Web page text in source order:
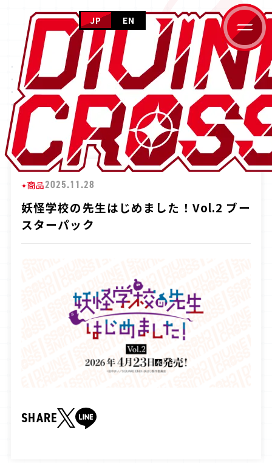
JP EN
HOME
ホーム
NEWS
ニュース
PRODUCTS
商品情報
CARD GALLERY
カードギャラリー
EVENT
イベント
HOW TO PLAY
FOR BEGINNERS
はじめての方へ
OFFICIAL
JP EN
NEWS
ニュース
HOME ニュース 妖怪学校の先生はじめました！Vol.2 ブースタ
商品2025.11.28
妖怪学校の先生はじめました！Vol.2 ブー
スターパック
SHARE